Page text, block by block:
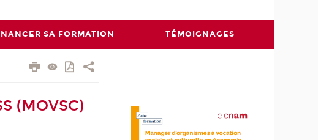
SA FORMATION TÉMOIGNAGES
(MOVSC)